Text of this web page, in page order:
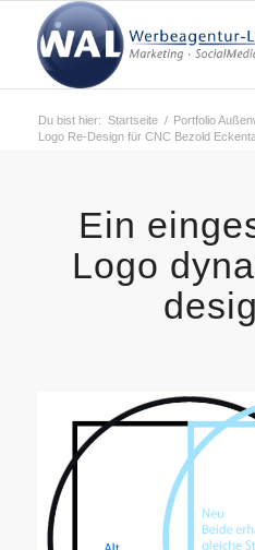
Du bist hier: Startseite / Portfolio
Logo Re-Design für CNC Bezold
Ein
Logo